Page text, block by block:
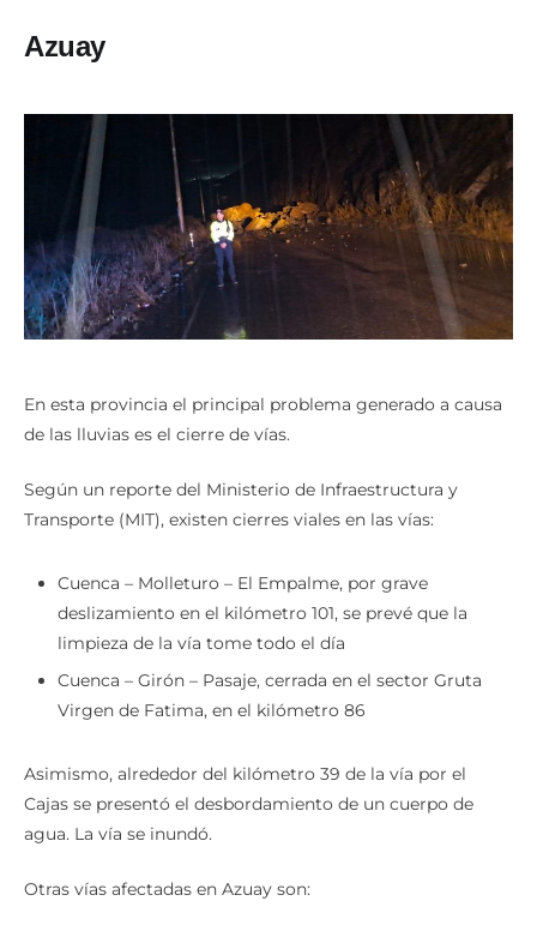
Azuay
En esta provincia el principal problema generado a causa
de las lluvias es el cierre de vías.
Según un reporte del Ministerio de Infraestructura y
Transporte (MIT), existen cierres viales en las vías:
Cuenca – Molleturo – El Empalme, por grave
deslizamiento en el kilómetro 101, se prevé que la
limpieza de la vía tome todo el día
Cuenca – Girón – Pasaje, cerrada en el sector Gruta
Virgen de Fatima, en el kilómetro 86
Asimismo, alrededor del kilómetro 39 de la vía por el
Cajas se presentó el desbordamiento de un cuerpo de
agua. La vía se inundó.
Otras vías afectadas en Azuay son: